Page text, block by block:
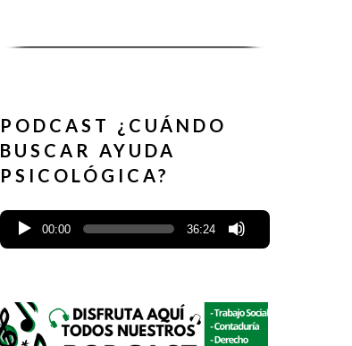
PODCAST ¿CUÁNDO
BUSCAR AYUDA
PSICOLÓGICA?
00:00 36:24